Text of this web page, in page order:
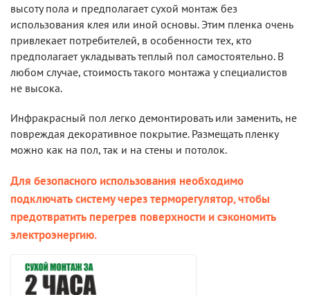
высоту пола и предполагает сухой монтаж без
использования клея или иной основы. Этим пленка очень
привлекает потребителей, в особенности тех, кто
предполагает укладывать теплый пол самостоятельно. В
любом случае, стоимость такого монтажа у специалистов
не высока.
Инфракрасный пол легко демонтировать или заменить, не
повреждая декоративное покрытие. Размещать пленку
можно как на пол, так и на стены и потолок.
Для безопасного использования необходимо
подключать систему через терморегулятор, чтобы
предотвратить перегрев поверхности и сэкономить
электроэнергию.